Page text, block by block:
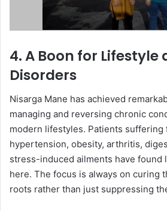
​4. A Boon for
Disorders
​Nisarga Mane has achieved
managing and reversing chronic
modern lifestyles. Patients suffering
hypertension, obesity, arthritis,
stress-induced ailments have
here. The focus is always on curing
roots rather than just suppressing